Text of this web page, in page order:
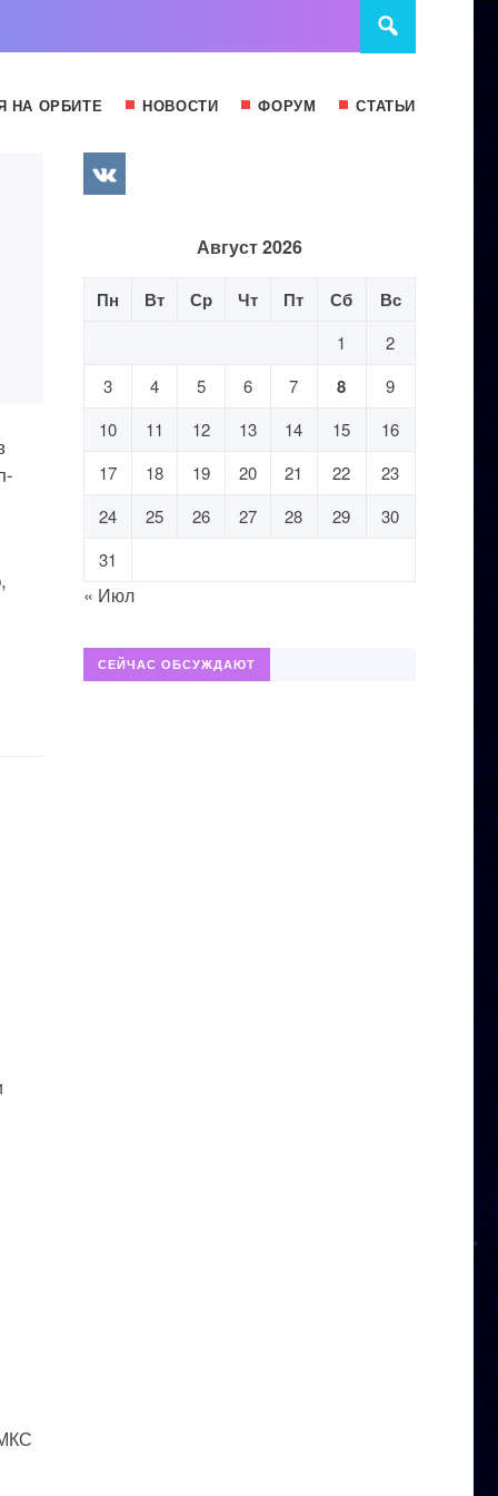
НА ОРБИТЕ НОВОСТИ ФОРУМ СТАТЬИ
Август 2026
Пн Вт Ср Чт Пт Сб Вс
1
2
3
4 5 6 7 8
9
10
11 12 13 14 15
16
17
18 19 20 21 22
23
24
25 26 27 28 29
30
31
« Июл
СЕЙЧАС ОБСУЖДАЮТ